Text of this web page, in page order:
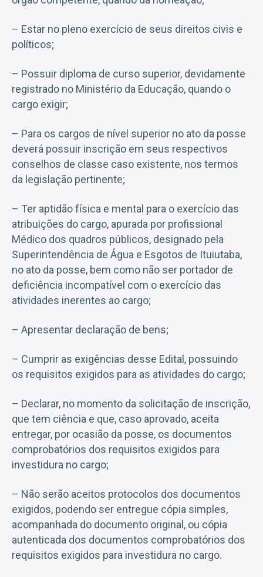
– Estar no pleno exercício de seus direitos civis e
políticos;
– Possuir diploma de curso superior, devidamente
registrado no Ministério da Educação, quando o
cargo exigir;
– Para os cargos de nível superior no ato da posse
deverá possuir inscrição em seus respectivos
conselhos de classe caso existente, nos termos
da legislação pertinente;
– Ter aptidão física e mental para o exercício das
atribuições do cargo, apurada por profissional
Médico dos quadros públicos, designado pela
Superintendência de Água e Esgotos de Ituiutaba,
no ato da posse, bem como não ser portador de
deficiência incompatível com o exercício das
atividades inerentes ao cargo;
– Apresentar declaração de bens;
– Cumprir as exigências desse Edital, possuindo
os requisitos exigidos para as atividades do cargo;
– Declarar, no momento da solicitação de inscrição,
que tem ciência e que, caso aprovado, aceita
entregar, por ocasião da posse, os documentos
comprobatórios dos requisitos exigidos para
investidura no cargo;
– Não serão aceitos protocolos dos documentos
exigidos, podendo ser entregue cópia simples,
acompanhada do documento original, ou cópia
autenticada dos documentos comprobatórios dos
requisitos exigidos para investidura no cargo.